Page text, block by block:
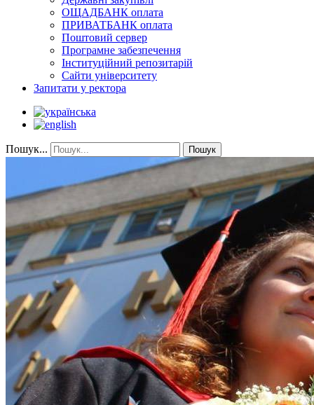
ОЩАДБАНК оплата
ПРИВАТБАНК оплата
Поштовий сервер
Програмне забезпечення
Інституційний репозитарій
Сайти університету
Запитати у ректора
Пошук... Пошук